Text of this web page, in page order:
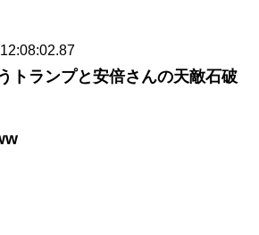
トランプと安倍さんの天敵石破